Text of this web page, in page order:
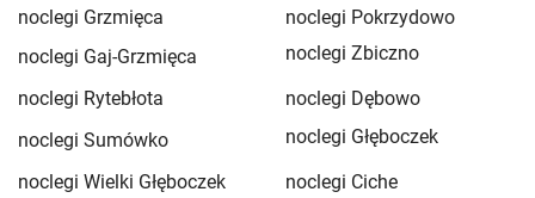
noclegi Grzmięca
noclegi Pokrzydowo
noclegi Gaj-Grzmięca
noclegi Zbiczno
noclegi Rytebłota
noclegi Dębowo
noclegi Sumówko
noclegi Głęboczek
noclegi Wielki Głęboczek
noclegi Ciche